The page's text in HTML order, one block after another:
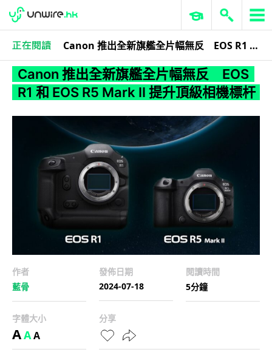
Canon 推出全新旗艦全片幅無反 EOS R1 和 EOS R5 Mark II 提升頂級相機標杆
3C科技 數碼相機
Canon 推出全新旗艦全片幅無反 EOS
R1 和 EOS R5 Mark II 提升頂級相機標杆
作者
藍骨
發佈日期
2024-07-18
閱讀時間
5分鐘
字體大小
AAA
分享